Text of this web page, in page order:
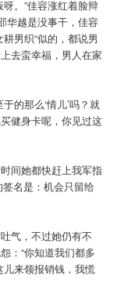
。”佳容涨红着脸辩
华越是没事干，佳容
男织“似的，都说男
去蛮幸福，男人在家
的那么‘情儿’吗？就
健身卡呢，你见过这
间她都快赶上我军指
名是：机会只留给
气，不过她仍有不
：“你知道我们都多
儿来领报销钱，我慌